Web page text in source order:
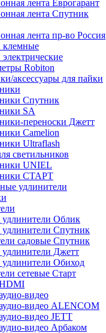
лента Еврогарант
лента Спутник
лента пр-во Россия
клемные
Robiton
аксессуары для пайки
Спутник
SA
переноски Джетт
Camelion
Ultraflash
светильников
UNIEL
СТАРТ
удлинители
удлинители Облик
удлинители Спутник
садовые Спутник
удлинители Джетт
удлинители Обиход
сетевые Старт
видео
видео ALENCOM
видео JETT
видео Арбаком